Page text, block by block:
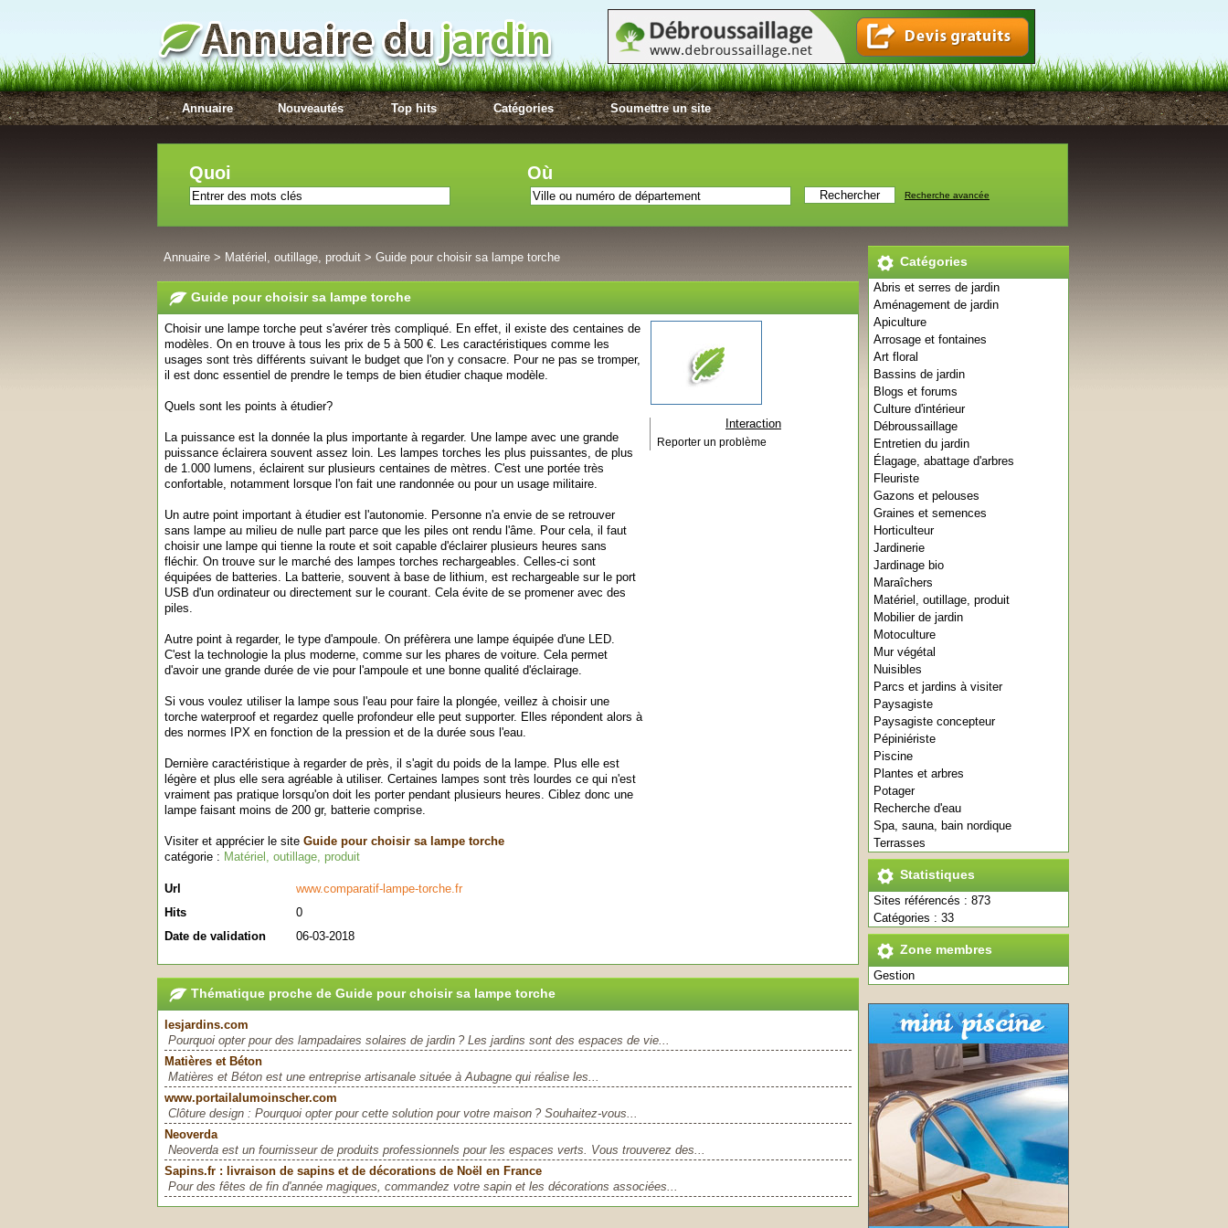
Annuaire Nouveautés Top hits Catégories Soumettre un site
Quoi Où
Recherche avancée
Catégories
Abris et serres de jardin
Aménagement de jardin
Apiculture
Arrosage et fontaines
Art floral
Bassins de jardin
Blogs et forums
Culture d'intérieur
Débroussaillage
Entretien du jardin
Élagage, abattage d'arbres
Fleuriste
Gazons et pelouses
Graines et semences
Horticulteur
Jardinerie
Jardinage bio
Maraîchers
Matériel, outillage, produit
Mobilier de jardin
Motoculture
Mur végétal
Nuisibles
Parcs et jardins à visiter
Paysagiste
Paysagiste concepteur
Pépiniériste
Piscine
Plantes et arbres
Potager
Recherche d'eau
Spa, sauna, bain nordique
Terrasses
Statistiques
Sites référencés : 873
Catégories : 33
Zone membres
Gestion
Annuaire > Matériel, outillage, produit > Guide pour choisir sa lampe torche
Guide pour choisir sa lampe torche
Choisir une lampe torche peut s'avérer très compliqué. En effet, il existe des centaines de
modèles. On en trouve à tous les prix de 5 à 500 €. Les caractéristiques comme les
usages sont très différents suivant le budget que l'on y consacre. Pour ne pas se tromper,
il est donc essentiel de prendre le temps de bien étudier chaque modèle.
Quels sont les points à étudier?
La puissance est la donnée la plus importante à regarder. Une lampe avec une grande
puissance éclairera souvent assez loin. Les lampes torches les plus puissantes, de plus
de 1.000 lumens, éclairent sur plusieurs centaines de mètres. C'est une portée très
confortable, notamment lorsque l'on fait une randonnée ou pour un usage militaire.
Un autre point important à étudier est l'autonomie. Personne n'a envie de se retrouver
sans lampe au milieu de nulle part parce que les piles ont rendu l'âme. Pour cela, il faut
choisir une lampe qui tienne la route et soit capable d'éclairer plusieurs heures sans
fléchir. On trouve sur le marché des lampes torches rechargeables. Celles-ci sont
équipées de batteries. La batterie, souvent à base de lithium, est rechargeable sur le port
USB d'un ordinateur ou directement sur le courant. Cela évite de se promener avec des
piles.
Autre point à regarder, le type d'ampoule. On préfèrera une lampe équipée d'une LED.
C'est la technologie la plus moderne, comme sur les phares de voiture. Cela permet
d'avoir une grande durée de vie pour l'ampoule et une bonne qualité d'éclairage.
Si vous voulez utiliser la lampe sous l'eau pour faire la plongée, veillez à choisir une
torche waterproof et regardez quelle profondeur elle peut supporter. Elles répondent alors à
des normes IPX en fonction de la pression et de la durée sous l'eau.
Dernière caractéristique à regarder de près, il s'agit du poids de la lampe. Plus elle est
légère et plus elle sera agréable à utiliser. Certaines lampes sont très lourdes ce qui n'est
vraiment pas pratique lorsqu'on doit les porter pendant plusieurs heures. Ciblez donc une
lampe faisant moins de 200 gr, batterie comprise.
Visiter et apprécier le site Guide pour choisir sa lampe torche
catégorie : Matériel, outillage, produit
Url
www.comparatif-lampe-torche.fr
Hits
0
Date de validation
06-03-2018
Interaction
Reporter un problème
Thématique proche de Guide pour choisir sa lampe torche
lesjardins.com
Pourquoi opter pour des lampadaires solaires de jardin ? Les jardins sont des espaces de vie...
Matières et Béton
Matières et Béton est une entreprise artisanale située à Aubagne qui réalise les...
www.portailalumoinscher.com
Clôture design : Pourquoi opter pour cette solution pour votre maison ? Souhaitez-vous...
Neoverda
Neoverda est un fournisseur de produits professionnels pour les espaces verts. Vous trouverez des...
Sapins.fr : livraison de sapins et de décorations de Noël en France
Pour des fêtes de fin d'année magiques, commandez votre sapin et les décorations associées...